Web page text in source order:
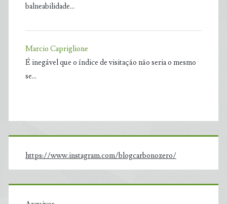
balneabilidade…
Marcio Capriglione
É inegável que o índice de visitação não seria o mesmo
se…
https://www.instagram.com/blogcarbonozero/